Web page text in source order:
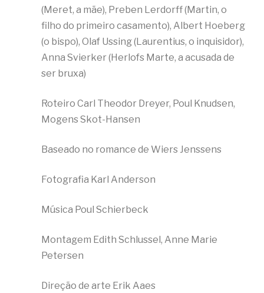
(Meret, a mãe), Preben Lerdorff (Martin, o
filho do primeiro casamento), Albert Hoeberg
(o bispo), Olaf Ussing (Laurentius, o inquisidor),
Anna Svierker (Herlofs Marte, a acusada de
ser bruxa)
Roteiro Carl Theodor Dreyer, Poul Knudsen,
Mogens Skot-Hansen
Baseado no romance de Wiers Jenssens
Fotografia Karl Anderson
Música Poul Schierbeck
Montagem Edith Schlussel, Anne Marie
Petersen
Direção de arte Erik Aaes